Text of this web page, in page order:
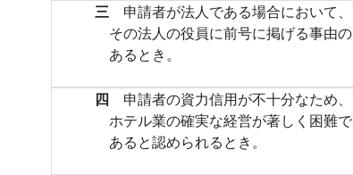
三 申請者が法人である場合において、
その法人の役員に前号に掲げる事由の
あるとき。
四 申請者の資力信用が不十分なため、
ホテル業の確実な経営が著しく困難で
あると認められるとき。